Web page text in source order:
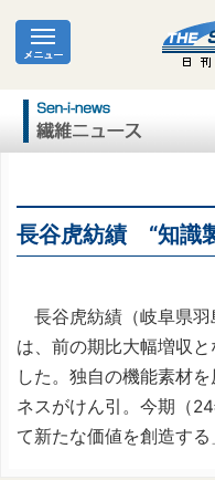
長谷虎紡績 “知識
長谷虎紡績（岐阜県羽
は、前の期比大幅増収
した。独自の機能素材
ネスがけん引。今期（
て新たな価値を創造する